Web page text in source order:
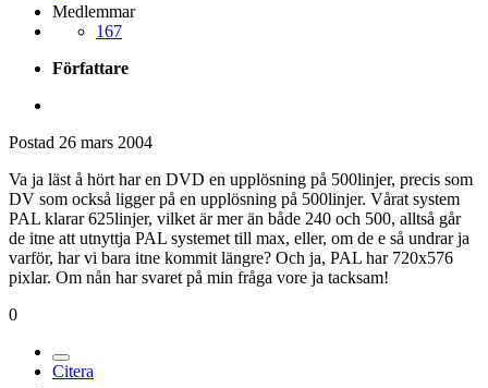
Medlemmar
167
Författare
Postad 26 mars 2004
Va ja läst å hört har en DVD en upplösning på 500linjer, precis som
DV som också ligger på en upplösning på 500linjer. Vårat system
PAL klarar 625linjer, vilket är mer än både 240 och 500, alltså går
de itne att utnyttja PAL systemet till max, eller, om de e så undrar ja
varför, har vi bara itne kommit längre? Och ja, PAL har 720x576
pixlar. Om nån har svaret på min fråga vore ja tacksam!
0
Citera